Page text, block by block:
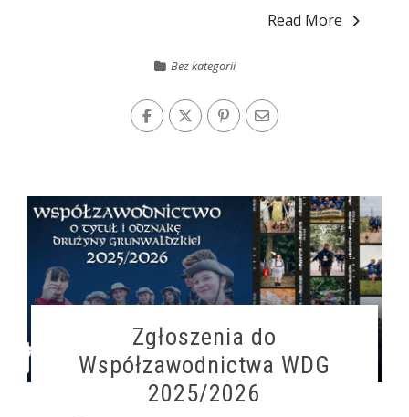
Read More
Bez kategorii
Zgłoszenia do
Współzawodnictwa WDG
2025/2026